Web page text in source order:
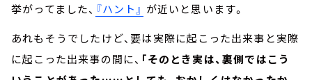
挙がってました、 『ハント』 が近いと思います。
あれもそうでしたけど、要は実際に起こった出来事と実際
に起こった出来事の間に、 「そのとき実は、裏側ではこう